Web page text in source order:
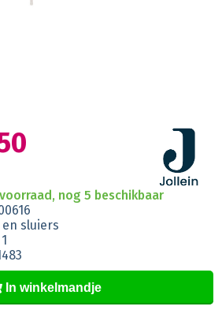
nog 5 beschikbaar
en sluiers
1
In winkelmandje